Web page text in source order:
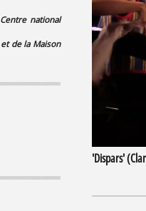
national
de la Maison
'Dispars'